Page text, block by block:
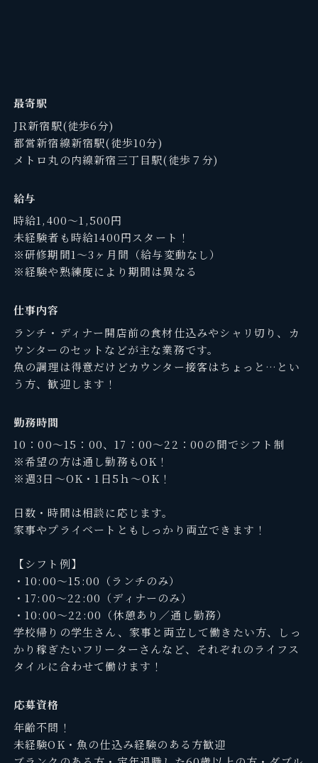
最寄駅
JR新宿駅(徒歩6分)
都営新宿線新宿駅(徒歩10分)
メトロ丸の内線新宿三丁目駅(徒歩７分)
給与
時給1,400～1,500円
未経験者も時給1400円スタート！
※研修期間1～3ヶ月間（給与変動なし）
※経験や熟練度により期間は異なる
仕事内容
ランチ・ディナー開店前の食材仕込みやシャリ切り、カ
ウンターのセットなどが主な業務です。
魚の調理は得意だけどカウンター接客はちょっと…とい
う方、歓迎します！
勤務時間
10：00～15：00、17：00～22：00の間でシフト制
※希望の方は通し勤務もOK！
※週3日～OK・1日5ｈ～OK！
日数・時間は相談に応じます。
家事やプライベートともしっかり両立できます！
【シフト例】
・10:00～15:00（ランチのみ）
・17:00～22:00（ディナーのみ）
・10:00～22:00（休憩あり／通し勤務）
学校帰りの学生さん、家事と両立して働きたい方、しっ
かり稼ぎたいフリーターさんなど、それぞれのライフス
タイルに合わせて働けます！
応募資格
年齢不問！
未経験OK・魚の仕込み経験のある方歓迎